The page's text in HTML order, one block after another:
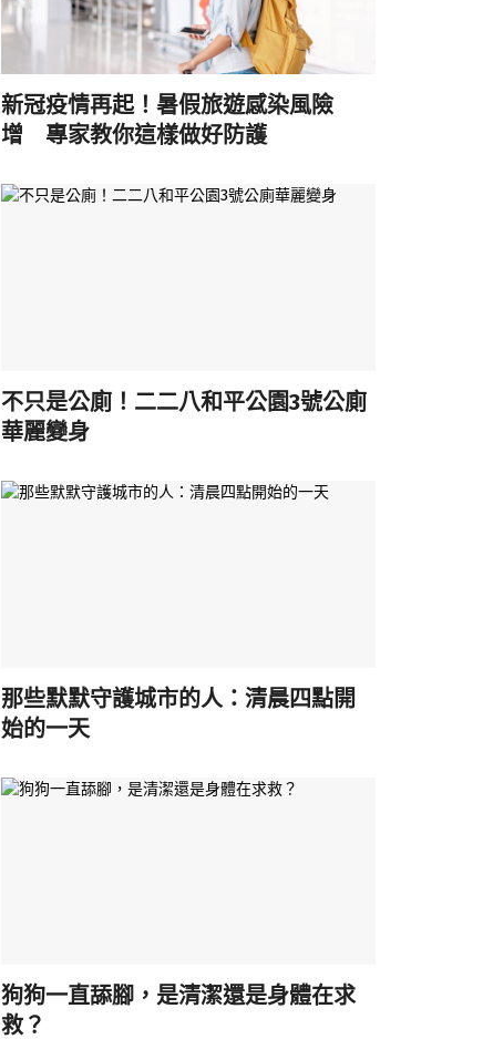
新冠疫情再起！暑假旅遊感染風險
增 專家教你這樣做好防護
不只是公廁！二二八和平公園3號公廁
華麗變身
那些默默守護城市的人：清晨四點開
始的一天
狗狗一直舔腳，是清潔還是身體在求
救？